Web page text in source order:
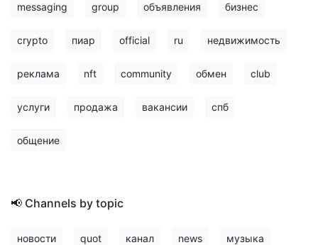
messaging group объявления бизнес
crypto пиар official ru недвижимость
реклама nft community обмен club
услуги продажа вакансии спб
общение
📢 Channels by topic
новости quot канал news музыка